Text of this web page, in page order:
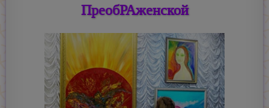
ПреобРАженской